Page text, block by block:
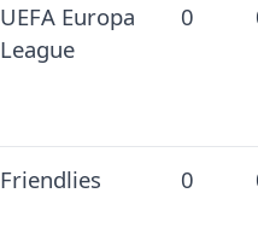
UEFA Europa
League
0
Friendlies 0